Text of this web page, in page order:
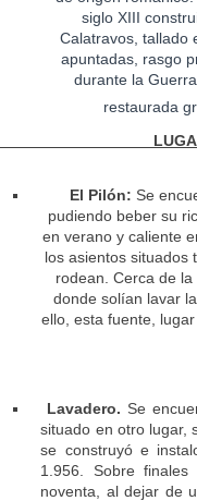
siglo XIII
Calatravos, tallado
apuntadas, rasgo
durante la
restaurada
El Pilón: Se
pudiendo beber su
en verano y caliente
los asientos situados
rodean. Cerca de
donde solían lavar
ello, esta fuente,
Lavadero. Se
situado en otro lugar,
se construyó e
1.956. Sobre
noventa, al dejar de